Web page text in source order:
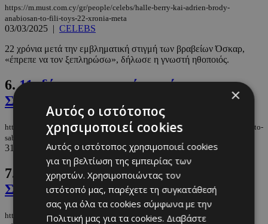
https://m.must.com.cy/gr/people/celebs/halle-berry-kai-adrien-brody-
anabiosan-to-fili-toys-22-xronia-meta
03/03/2025 | CELEBS
22 χρόνια μετά την εμβληματική στιγμή των βραβείων Όσκαρ,
«έπρεπε να τον ξεπληρώσω», δήλωσε η γνωστή ηθοποιός.
6.11 ιδέες για να περάσετε όμορφα το
Σαββατοκύριακο
https://m.must.com.cy/gr/culture/going-out/11-idees-gia-na-perasete-omorfa-to-
sabbatokyriako
31/01/2025|GOING OUT
7.
12 ιδέες για ένα συναρπαστικό
Σαββατοκύριακο
https://m.must.com.cy/gr/culture/going-out/12-idees-gia-ena-synarpastiko-
×
Αυτός ο ιστότοπος
χρησιμοποιεί cookies
Αυτός ο ιστότοπος χρησιμοποιεί cookies
για τη βελτίωση της εμπειρίας των
χρηστών. Χρησιμοποιώντας τον
ιστότοπό μας, παρέχετε τη συγκατάθεσή
σας για όλα τα cookies σύμφωνα με την
Πολιτική μας για τα cookies. Διαβάστε